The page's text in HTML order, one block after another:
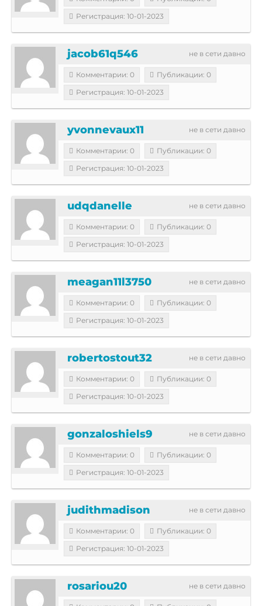
Регистрация: 10-01-2023
не в сети давно
jacob61q546
Комментарии: 0
Публикации: 0
Регистрация: 10-01-2023
не в сети давно
yvonnevaux11
Комментарии: 0
Публикации: 0
Регистрация: 10-01-2023
не в сети давно
udqdanelle
Комментарии: 0
Публикации: 0
Регистрация: 10-01-2023
не в сети давно
meagan11l3750
Комментарии: 0
Публикации: 0
Регистрация: 10-01-2023
не в сети давно
robertostout32
Комментарии: 0
Публикации: 0
Регистрация: 10-01-2023
не в сети давно
gonzaloshiels9
Комментарии: 0
Публикации: 0
Регистрация: 10-01-2023
не в сети давно
judithmadison
Комментарии: 0
Публикации: 0
Регистрация: 10-01-2023
не в сети давно
rosariou20